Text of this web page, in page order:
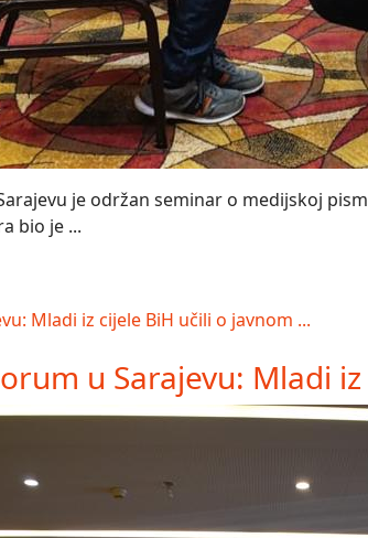
je održan seminar o medijskoj
bio je ...
u Sarajevu: Mladi